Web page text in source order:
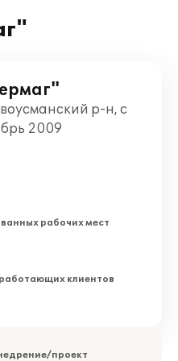
р-н, с
2009
рабочих мест
клиентов
проект